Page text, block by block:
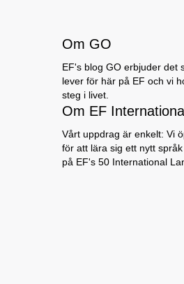
Om GO
EF's blog GO erbjuder det
lever för här på EF och vi
steg i livet.
Om EF
Vårt uppdrag är enkelt: Vi
för att lära sig ett nytt
på EF's 50 International